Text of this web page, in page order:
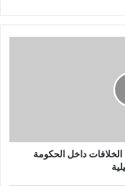
داخل الحكومة